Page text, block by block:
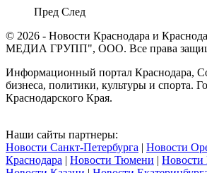
Пред След
© 2026 - Новости Краснодара и
МЕДИА ГРУПП", ООО. Все права
Информационный портал Краснодара,
бизнеса, политики, культуры и спорта.
Краснодарского Края.
Наши сайты партнеры:
Новости Санкт-Петербурга | Новости
Краснодара | Новости Тюмени | Новости